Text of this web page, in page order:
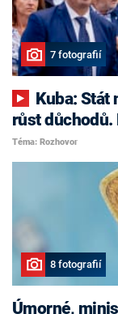
7 fotografií
růst důchodů.
Téma: Rozhovor
8 fotografií
Úmorné,